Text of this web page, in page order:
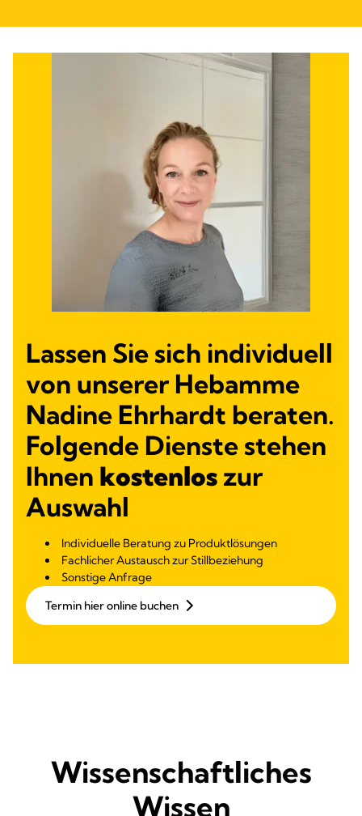
Lassen Sie sich individuell
von unserer Hebamme
Nadine Ehrhardt beraten.
Folgende Dienste stehen
Ihnen kostenlos zur
Auswahl
Individuelle Beratung zu Produktlösungen
Fachlicher Austausch zur Stillbeziehung
Sonstige Anfrage
Termin hier online buchen
Wissenschaftliches
Wissen